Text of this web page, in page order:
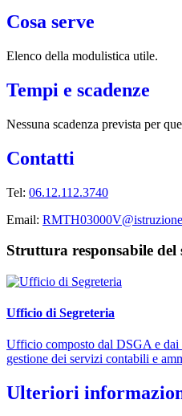
Cosa serve
Elenco della modulistica utile.
Tempi e scadenze
Nessuna scadenza prevista per
Contatti
Tel: 06.12.112.3740
Email:
Struttura responsabile del
Ufficio di Segreteria
Ufficio composto dal DSGA e dai
gestione dei servizi contabili e
Ulteriori